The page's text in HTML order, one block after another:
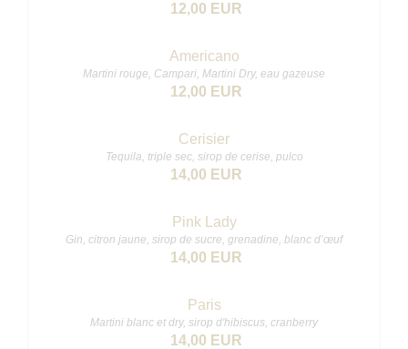
12,00 EUR
Americano
Martini rouge, Campari, Martini Dry, eau gazeuse
12,00 EUR
Cerisier
Tequila, triple sec, sirop de cerise, pulco
14,00 EUR
Pink Lady
Gin, citron jaune, sirop de sucre, grenadine, blanc d’œuf
14,00 EUR
Paris
Martini blanc et dry, sirop d'hibiscus, cranberry
14,00 EUR